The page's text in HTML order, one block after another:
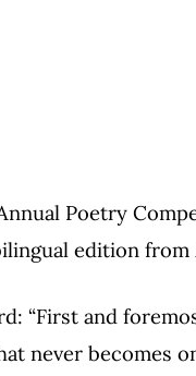
Poetry
edition from
“First and
never becomes